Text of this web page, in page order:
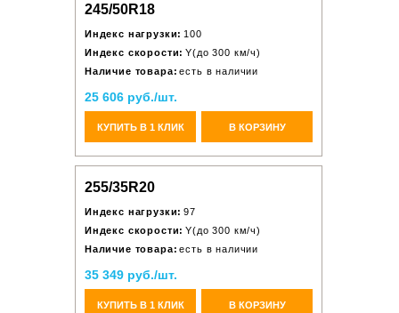
245/50R18
Индекс нагрузки: 100
Индекс скорости: Y(до 300 км/ч)
Наличие товара: есть в наличии
25 606 руб./шт.
КУПИТЬ В 1 КЛИК В КОРЗИНУ
255/35R20
Индекс нагрузки: 97
Индекс скорости: Y(до 300 км/ч)
Наличие товара: есть в наличии
35 349 руб./шт.
КУПИТЬ В 1 КЛИК В КОРЗИНУ